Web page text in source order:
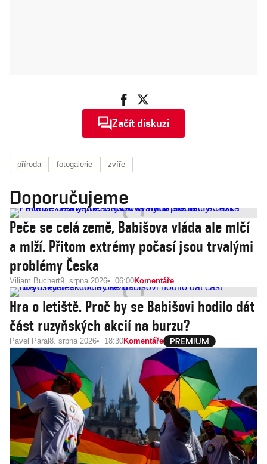
Začít diskuzi
příroda fotogalerie zvíře
Doporučujeme
Peče se celá země, Babišova vláda ale mlčí
a mlží. Přitom extrémy počasí jsou trvalými
problémy Česka
Viliam Buchert9. srpna 2026 06:00Komentáře
Hra o letiště. Proč by se Babišovi hodilo dát
část ruzyňských akcií na burzu?
Pavel Páral 8. srpna 2026 18:30Komentáře